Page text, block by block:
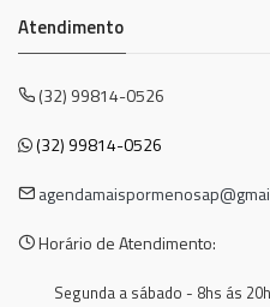
Atendimento
(32) 99814-0526
(32) 99814-0526
Horário de Atendimento:
Segunda a sábado - 8hs ás